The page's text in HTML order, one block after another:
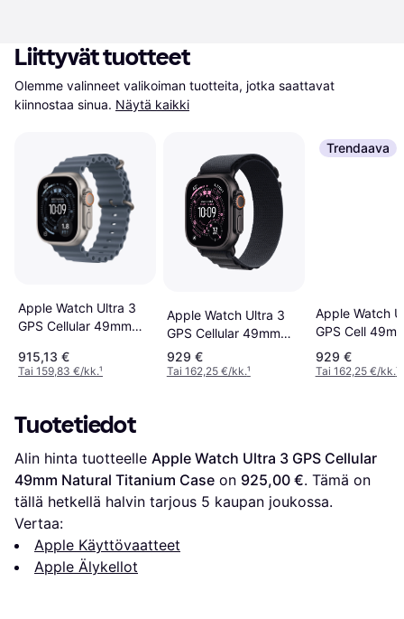
Liittyvät tuotteet
Olemme valinneet valikoiman tuotteita, jotka saattavat
kiinnostaa sinua. Näytä kaikki
Apple Watch Ultra 3
GPS Cellular 49mm
915,13 €
Tai 159,83 €/kk.¹
Apple Watch Ultra 3
GPS Cellular 49mm
Black Titanium Case
929 €
Tai 162,25 €/kk.¹
Trendaava
Apple Watch
GPS Cell
Titanium Case
929 €
Tai 162,25 €/kk.¹
Tuotetiedot
Alin hinta tuotteelle Apple Watch Ultra 3 GPS Cellular
49mm Natural Titanium Case on 925,00 €. Tämä on
tällä hetkellä halvin tarjous 5 kaupan joukossa.
Vertaa:
Apple Käyttövaatteet
Apple Älykellot